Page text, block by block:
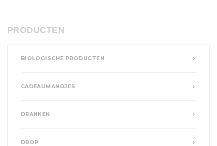
PRODUCTEN
BIOLOGISCHE PRODUCTEN
CADEAUMANDJES
DRANKEN
DROP